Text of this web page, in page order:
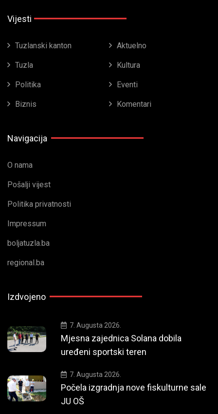
Vijesti
Tuzlanski kanton Aktuelno
Tuzla Kultura
Politika Eventi
Biznis Komentari
Navigacija
O nama
Pošalji vijest
Politika privatnosti
Impressum
boljatuzla.ba
regional.ba
Izdvojeno
7. Augusta 2026.
Mjesna zajednica Solana dobila
uređeni sportski teren
7. Augusta 2026.
Počela izgradnja nove fiskulturne sale
JU OŠ